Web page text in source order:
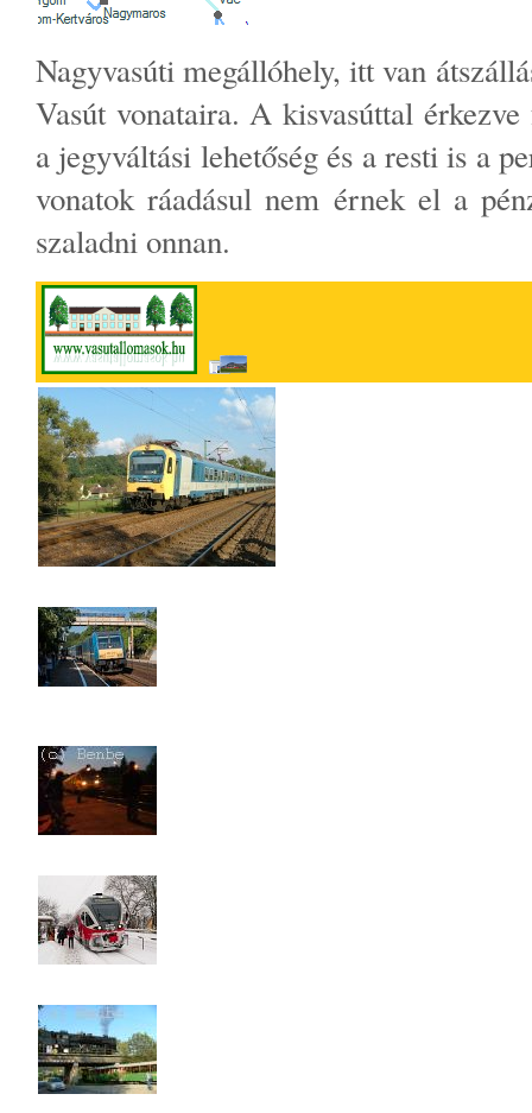
Nagyvasúti megállóhely, itt van
Vasút vonataira. A kisvasúttal
a jegyváltási lehetőség és a resti is a
vonatok ráadásul nem érnek el a
szaladni onnan.